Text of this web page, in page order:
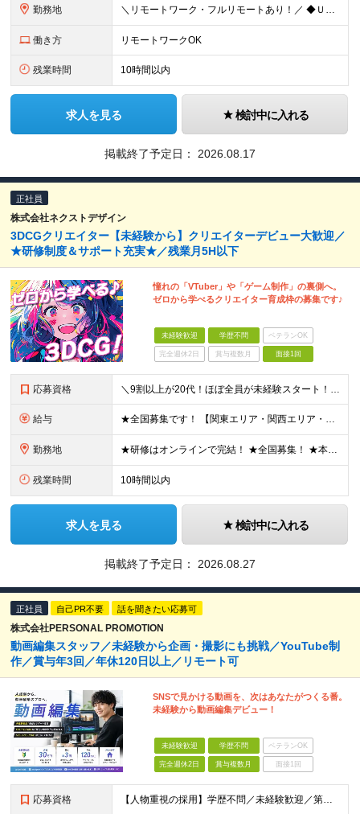
勤務地 ＼リモートワーク・フルリモートあり！／ ◆Ｕ・Ｉターン歓迎 ◆転居を伴う転勤はありません。 ◆配属先はお住まいや希望を考慮し決定します。 ◆マイカー通勤OK（駐車場あり／プロジェクトによる） 【本
働き方 リモートワークOK
残業時間 10時間以内
求人を見る 検討中に入れる
掲載終了予定日： 2026.08.17
正社員
株式会社ネクストデザイン
3DCGクリエイター【未経験から】クリエイターデビュー大歓迎／
★研修制度＆サポート充実★／残業月5H以下
憧れの「VTuber」や「ゲーム制作」の裏側へ。
ゼロから学べるクリエイター育成枠の募集です♪
未経験歓迎 学歴不問 ベテランOK
完全週休2日 賞与複数月 面接1回
応募資格 ＼9割以上が20代！ほぼ全員が未経験スタート！／ ★未経験歓迎 ★学歴不問 ★第二新卒歓迎 ★ブランクOK 特別な知識や経験は一切不問です。 「やってみたい」という意欲を重視し、選考を行います。
給与 ★全国募集です！ 【関東エリア・関西エリア・東海エリア】 ■月給22万円～30万円＋各種手当 ※上記には、固定残業代が含まれます └関東エリア：月9時間分（月1万3808円～） └関西エリア：月15
勤務地 ★研修はオンラインで完結！ ★全国募集！ ★本配属後はリモート可能な案件もあり！ 下記いずれかでの勤務になります ◎本社 ◎各事業所 ◎全国の各プロジェクト先 【東京本社】 東京都台東区上野7丁目
残業時間 10時間以内
求人を見る 検討中に入れる
掲載終了予定日： 2026.08.27
正社員 自己PR不要 話を聞きたい応募可
株式会社PERSONAL PROMOTION
動画編集スタッフ／未経験から企画・撮影にも挑戦／YouTube制
作／賞与年3回／年休120日以上／リモート可
SNSで見かける動画を、次はあなたがつくる番。
未経験から動画編集デビュー！
未経験歓迎 学歴不問 ベテランOK
完全週休2日 賞与複数月 面接1回
応募資格 【人物重視の採用】学歴不問／未経験歓迎／第二新卒歓迎 「動画編集を仕事にしてみたい！」 「YouTubeやTikTokが好き！」 「クリエイティブな仕事に挑戦したい！」 そんな想いがあれば、経験や